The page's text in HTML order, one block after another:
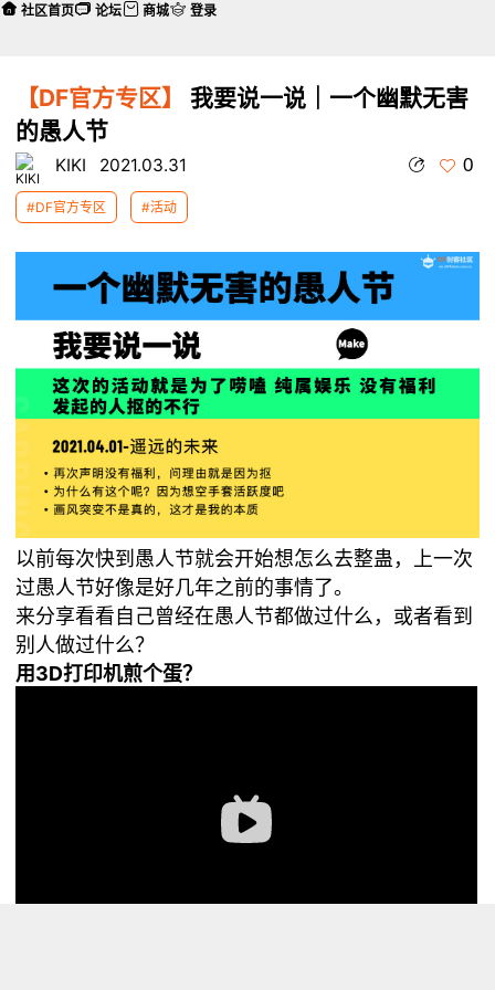
【DF官方专区】
我要说一说｜一个幽默无害
的愚人节
KIKI 2021.03.31 0
#DF官方专区 #活动
本帖最后由 KIKI 于 2021-3-31 10:44 编辑
以前每次快到愚人节就会开始想怎么去整蛊，上一次
过愚人节好像是好几年之前的事情了。
来分享看看自己曾经在愚人节都做过什么，或者看到
别人做过什么？
用3D打印机煎个蛋？
社区首页 论坛 商城 登录